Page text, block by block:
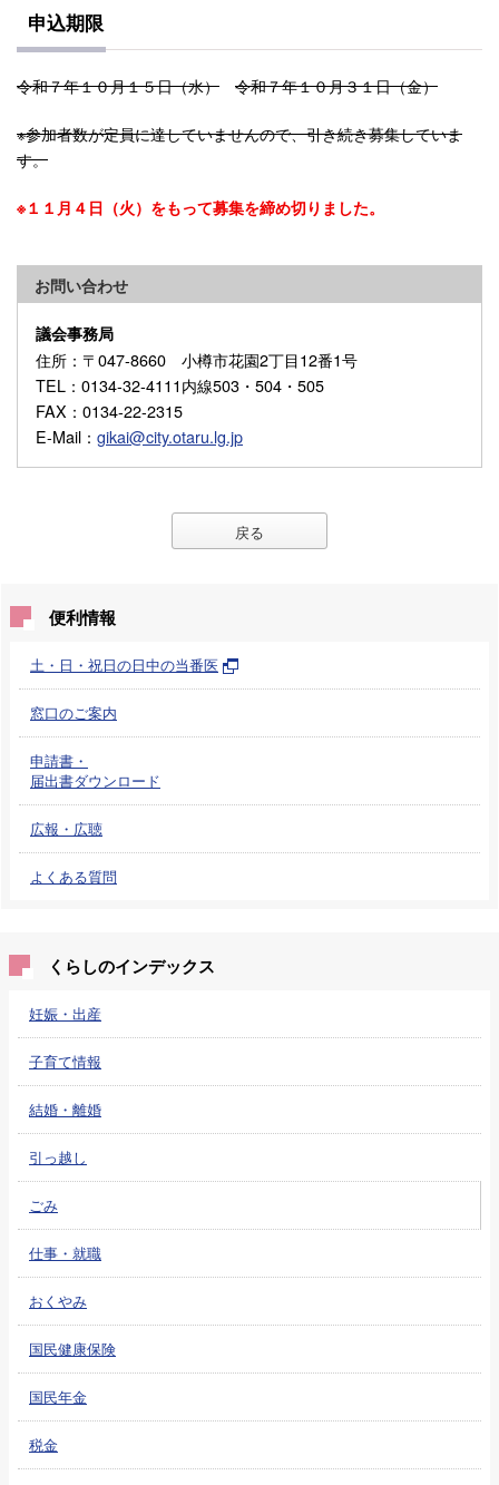
申込期限
令和７年１０月１５日（水） 令和７年１０月３１日（金）
※参加者数が定員に達していませんので、引き続き募集していま
す。
※１１月４日（火）をもって募集を締め切りました。
お問い合わせ
議会事務局
住所 ：〒047-8660 小樽市花園2丁目12番1号
TEL ：0134-32-4111内線503・504・505
FAX ：0134-22-2315
E-Mail ： gikai@city.otaru.lg.jp
戻る
便利情報
土・日・祝日の日中の当番医
窓口のご案内
申請書・
届出書ダウンロード
広報・広聴
よくある質問
くらしのインデックス
妊娠・出産
子育て情報
結婚・離婚
引っ越し
ごみ
仕事・就職
おくやみ
国民健康保険
国民年金
税金